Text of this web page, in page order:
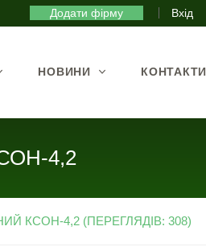
Додати фірму Вхід
НОВИНИ КОНТАКТИ
4,2
КСОН-4,2 (ПЕРЕГЛЯДІВ: 308)